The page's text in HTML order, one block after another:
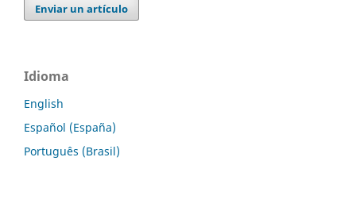
Enviar un artículo
Idioma
English
Español (España)
Português (Brasil)